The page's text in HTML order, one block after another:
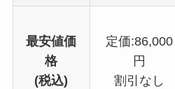
最安値価
格
(税込)
定価:86,000
円
割引なし